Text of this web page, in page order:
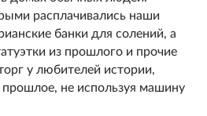
расплачивались наши
банки для солений, а
из прошлого и прочие
у любителей истории,
прошлое, не используя машину